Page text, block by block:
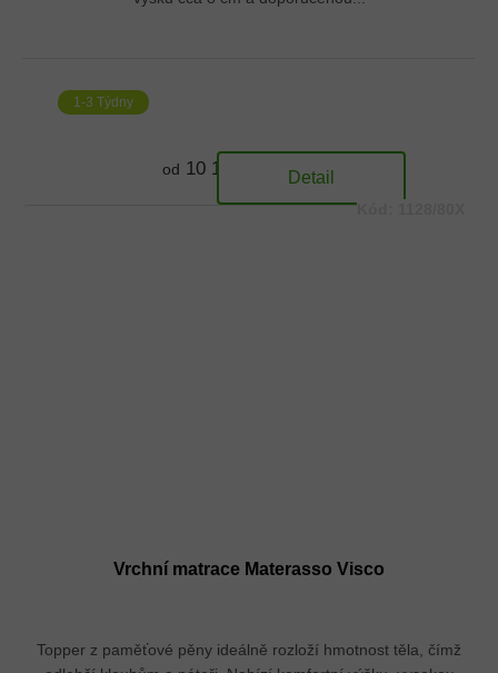
1-3 Týdny
od 10 174 Kč Detail
Vrchní matrace Materasso Visco
Topper z paměťové pěny ideálně rozloží hmotnost těla, čímž